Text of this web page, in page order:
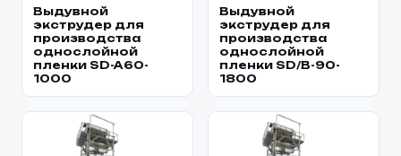
Выдувной
экструдер для
производства
однослойной
пленки SD-A60-
1000
Выдувной
экструдер для
производства
однослойной
пленки SD/B-90-
1800